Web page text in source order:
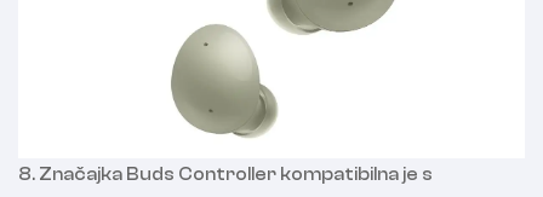
8. Značajka Buds Controller kompatibilna je s